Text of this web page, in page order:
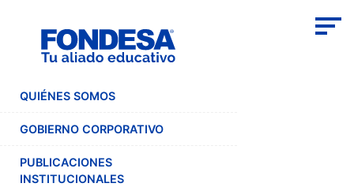
QUIÉNES SOMOS
GOBIERNO CORPORATIVO
PUBLICACIONES
INSTITUCIONALES